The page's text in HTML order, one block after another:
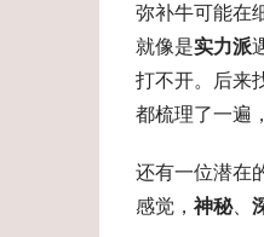
弥补牛可能在
就像是实力派
打不开。后来
都梳理了一遍
还有一位潜在
感觉， 神秘、